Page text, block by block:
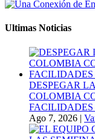
Ultimas Noticias
DESPEGAR
COLOMBIA
FACILIDADES
Ago 7, 2026 |